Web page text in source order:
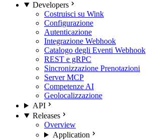
Developers
Costruisci su Wink
Configurazione
Autenticazione
Integrazione Webhook
Catalogo degli Eventi Webhook
REST e gRPC
Sincronizzazione Prenotazioni
Server MCP
Competenze AI
Geolocalizzazione
API
Releases
Overview
Application